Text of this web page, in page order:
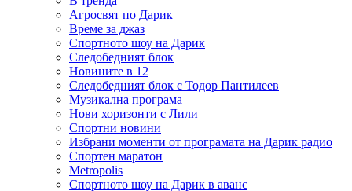
Агросвят по Дарик
Време за джаз
Спортното шоу на Дарик
Следобедният блок
Новините в 12
Следобедният блок с Тодор Пантилеев
Музикална програма
Нови хоризонти с Лили
Спортни новини
Избрани моменти от програмата на Дарик радио
Спортен маратон
Metropolis
Спортното шоу на Дарик в аванс